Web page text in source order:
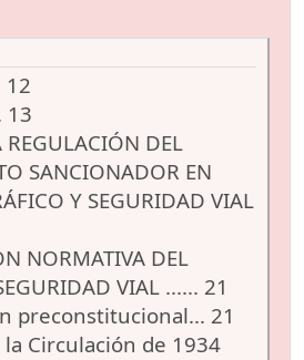
12
13
DEL
SANCIONADOR EN
Y SEGURIDAD VIAL
NORMATIVA DEL
VIAL ...... 21
preconstitucional... 21
la Circulación de 1934